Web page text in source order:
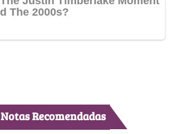
Notas Recomendadas